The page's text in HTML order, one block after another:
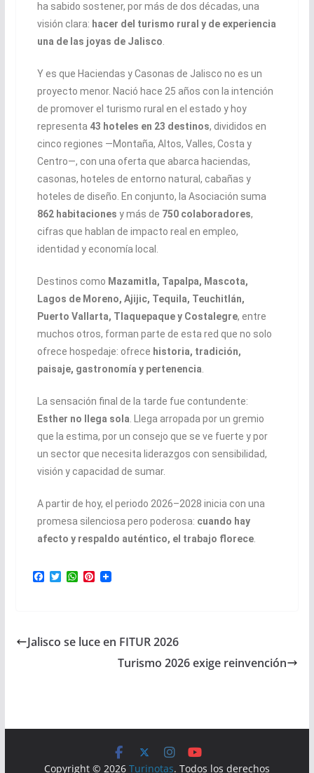
ha sabido sostener, por más de dos décadas, una
visión clara: hacer del turismo rural y de experiencia
una de las joyas de Jalisco
Y es que Haciendas y Casonas de Jalisco no es un
proyecto menor. Nació hace 25 años con la intención
de promover el turismo rural en el estado y hoy
representa 43 hoteles en 23 destinos, divididos en
cinco regiones —Montaña, Altos, Valles, Costa y
Centro—, con una oferta que abarca haciendas,
casonas, hoteles de entorno natural, cabañas y
hoteles de diseño. En conjunto, la Asociación suma
862 habitaciones y más de 750 colaboradores,
cifras que hablan de impacto real en empleo,
identidad y economía local.
Destinos como Mazamitla, Tapalpa, Mascota,
Lagos de Moreno, Ajijic, Tequila, Teuchitlán,
Puerto Vallarta, Tlaquepaque y Costalegre, entre
muchos otros, forman parte de esta red que no solo
ofrece hospedaje: ofrece historia, tradición,
paisaje, gastronomía y pertenencia
La sensación final de la tarde fue contundente:
Esther no llega sola . Llega arropada por un gremio
que la estima, por un consejo que se ve fuerte y por
un sector que necesita liderazgos con sensibilidad,
visión y capacidad de sumar.
A partir de hoy, el periodo 2026–2028 inicia con una
promesa silenciosa pero poderosa: cuando hay
afecto y respaldo auténtico, el trabajo florece.
F
o
T
r
W
p
P
e
Jalisco se luce en FITUR 2026
Turismo 2026 exige reinvención
Copyright © 2026 Turinotas. Todos los derechos